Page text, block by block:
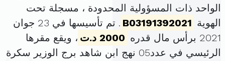
الواحد ذات المسؤولية المحدودة ، مسجلة تحت
الهوية B03191392021
. تم تأسيسها في 23 جوان
2021 برأس مال قدره
2000 د.ت
، ويقع مقرها
الرئيسي في عدد05 نهج ابن شاهد برج الوزير سكرة